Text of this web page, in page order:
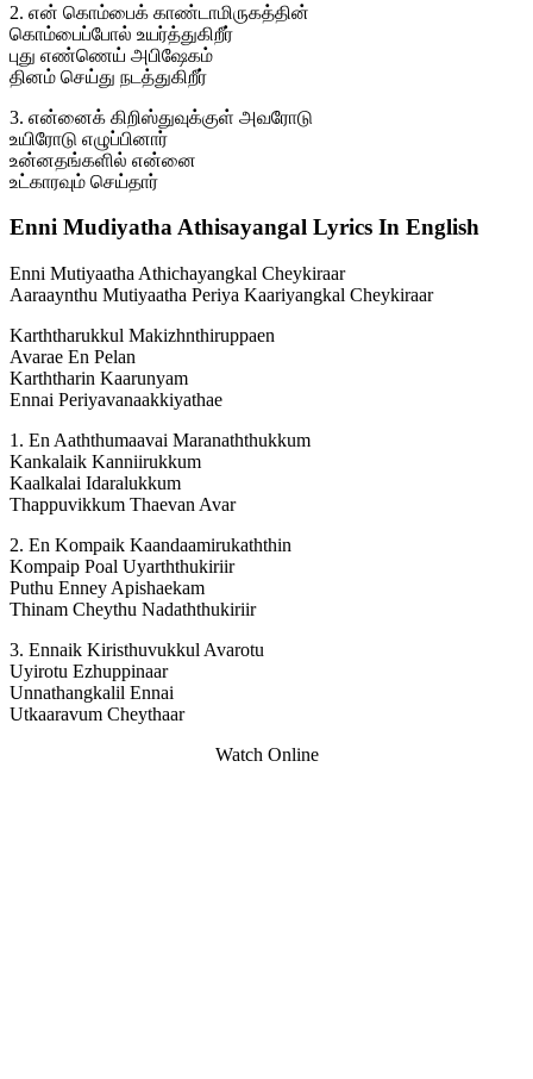
2. என் கொம்பைக் காண்டாமிருகத்தின்
கொம்பைப்போல் உயர்த்துகிறீர்
புது எண்ணெய் அபிஷேகம்
தினம் செய்து நடத்துகிறீர்
3. என்னைக் கிறிஸ்துவுக்குள் அவரோடு
உயிரோடு எழுப்பினார்
உன்னதங்களில் என்னை
உட்காரவும் செய்தார்
Enni Mudiyatha Athisayangal Lyrics In English
Enni Mutiyaatha Athichayangkal Cheykiraar
Aaraaynthu Mutiyaatha Periya Kaariyangkal Cheykiraar
Karththarukkul Makizhnthiruppaen
Avarae En Pelan
Karththarin Kaarunyam
Ennai Periyavanaakkiyathae
1. En Aaththumaavai Maranaththukkum
Kankalaik Kanniirukkum
Kaalkalai Idaralukkum
Thappuvikkum Thaevan Avar
2. En Kompaik Kaandaamirukaththin
Kompaip Poal Uyarththukiriir
Puthu Enney Apishaekam
Thinam Cheythu Nadaththukiriir
3. Ennaik Kiristhuvukkul Avarotu
Uyirotu Ezhuppinaar
Unnathangkalil Ennai
Utkaaravum Cheythaar
Watch Online